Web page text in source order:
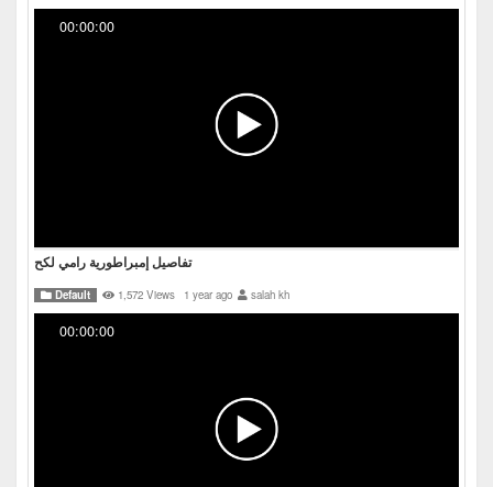
00:00:00
تفاصيل إمبراطورية رامي لكح
Default 1,572 Views 1 year ago salah kh
00:00:00